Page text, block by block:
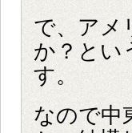
で、アメ
か？とい
す。
なので中